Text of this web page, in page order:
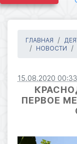
ГЛАВНАЯ
НОВОСТИ
15.08.2020 00:33
ПЕРВОЕ